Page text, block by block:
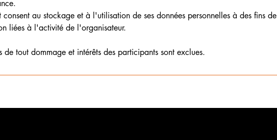
consent au stockage et à l'utilisation de ses données personnelles à des fins de
liées à l'activité de l'organisateur.
de tout dommage et intérêts des participants sont exclues.